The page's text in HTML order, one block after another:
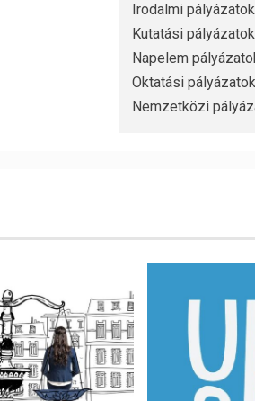
Irodalmi pályázatok
Kutatási pályázatok
Napelem
Oktatási pályázatok
Nemzetközi